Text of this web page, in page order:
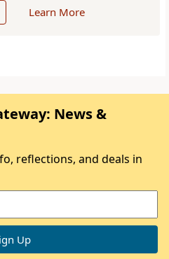
Learn More
News &
reflections, and deals in